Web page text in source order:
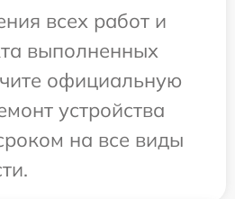
всех работ и
выполненных
официальную
устройства
на все виды